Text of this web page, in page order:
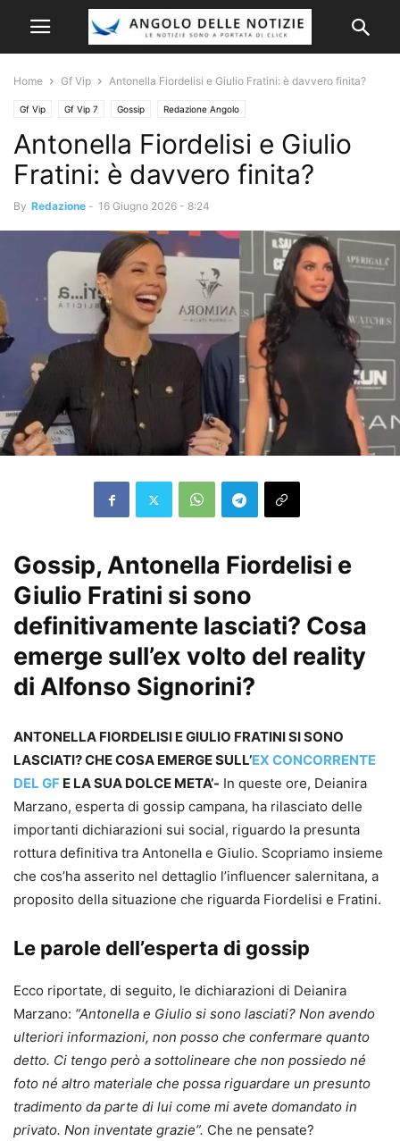
Home Gf Vip Antonella Fiordelisi e Giulio Fratini: è davvero finita?
Gf Vip Gf Vip 7 Gossip Redazione Angolo
Antonella Fiordelisi e Giulio
Fratini: è davvero finita?
By Redazione - 16 Giugno 2026 - 8:24
Gossip, Antonella Fiordelisi e
Giulio Fratini si sono
definitivamente lasciati? Cosa
emerge sull’ex volto del reality
di Alfonso Signorini?
ANTONELLA FIORDELISI E GIULIO FRATINI SI SONO
LASCIATI? CHE COSA EMERGE SULL’EX CONCORRENTE
DEL GF E LA SUA DOLCE META’- In queste ore, Deianira
Marzano, esperta di gossip campana, ha rilasciato delle
importanti dichiarazioni sui social, riguardo la presunta
rottura definitiva tra Antonella e Giulio. Scopriamo insieme
che cos’ha asserito nel dettaglio l’influencer salernitana, a
proposito della situazione che riguarda Fiordelisi e Fratini.
Le parole dell’esperta di gossip
Ecco riportate, di seguito, le dichiarazioni di Deianira
Marzano: “Antonella e Giulio si sono lasciati? Non avendo
ulteriori informazioni, non posso che confermare quanto
detto. Ci tengo però a sottolineare che non possiedo né
foto né altro materiale che possa riguardare un presunto
tradimento da parte di lui come mi avete domandato in
privato. Non inventate grazie”. Che ne pensate?